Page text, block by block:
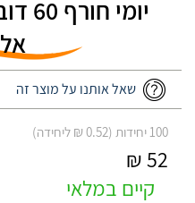
שאל אותנו על מוצר זה
100 יחידות (0.52 ₪ ליחידה)
52 ₪
קיים במלאי